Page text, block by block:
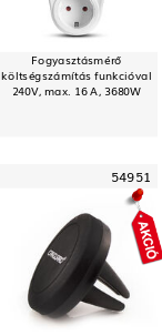
Fogyasztásmérő
költségszámítás funkcióval
240V, max. 16 A, 3680W
54951